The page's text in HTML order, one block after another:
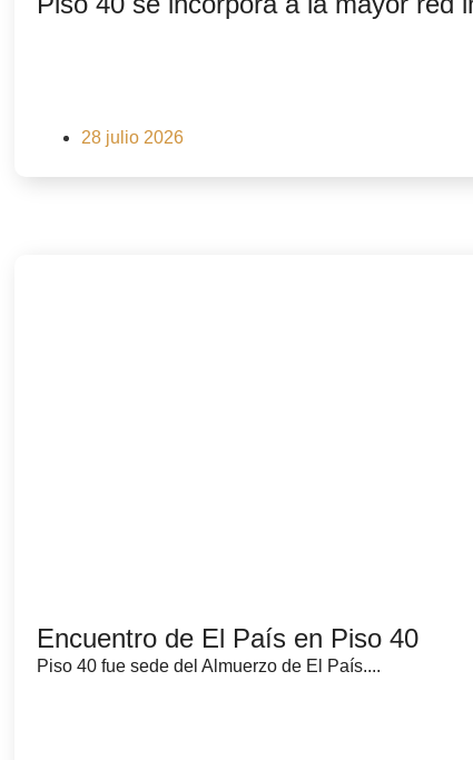
28 julio 2026
Encuentro de El País en Piso 40
Piso 40 fue sede del Almuerzo de El País....